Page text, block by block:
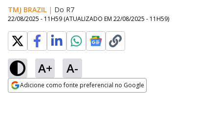
TMJ BRAZIL | Do R7
22/08/2025 - 11H59 (ATUALIZADO EM 22/08/2025 - 11H59)
A+ A-
Adicione como fonte preferencial no Google